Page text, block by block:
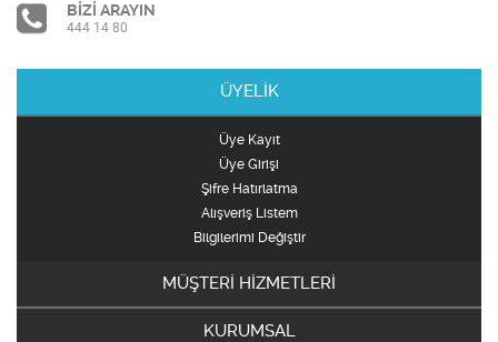
BİZİ ARAYIN
444 14 80
ÜYELİK
Üye Kayıt
Üye Girişi
Şifre Hatırlatma
Alışveriş Listem
Bilgilerimi Değiştir
MÜŞTERİ HİZMETLERİ
KURUMSAL